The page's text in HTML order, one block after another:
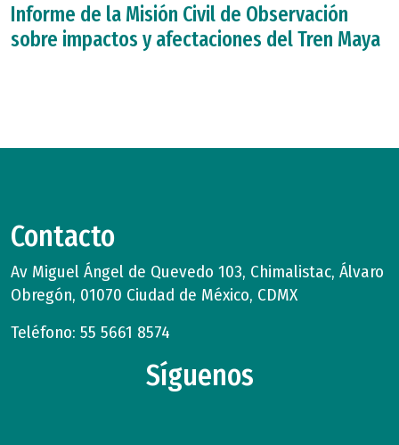
Informe de la Misión Civil de Observación
sobre impactos y afectaciones del Tren Maya
Contacto
Av Miguel Ángel de Quevedo 103, Chimalistac, Álvaro
Obregón, 01070 Ciudad de México, CDMX
Teléfono: 55 5661 8574
Síguenos